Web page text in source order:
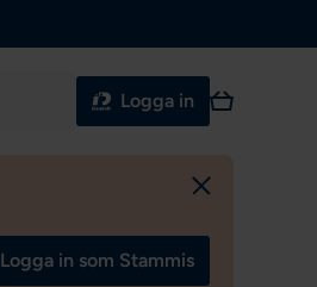
Logga in Varukorg
Logga in som Stammis